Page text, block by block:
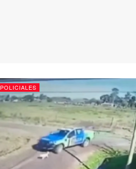
POLICIALES